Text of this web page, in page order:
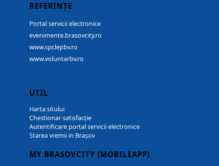
REFERINȚE
Portal servicii electronice
evenimente.brasovcity.ro
www.spclepbv.ro
www.voluntarbv.ro
UTIL
Harta sitului
Chestionar satisfacție
Autentificare portal servicii electronice
Starea vremii in Brașov
MY BRASOVCITY (MOBILEAPP)